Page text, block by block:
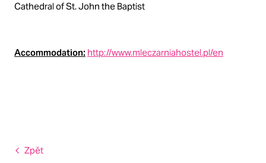
Cathedral of St. John the Baptist
Accommodation: http://www.mleczarniahostel.pl/en
Zpět